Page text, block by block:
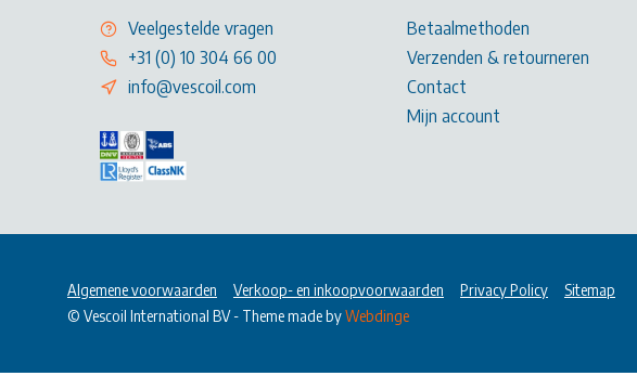
Veelgestelde vragen
+31 (0) 10 304 66 00
info@vescoil.com
Betaalmethoden
Verzenden & retourneren
Contact
Mijn account
Algemene voorwaarden Verkoop- en inkoopvoorwaarden Privacy Policy
Sitemap
© Vescoil International BV- Theme made byWebdinge